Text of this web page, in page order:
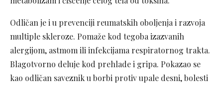
Odličan je i u prevenciji reumatskih oboljenja i razvoja
multiple skleroze. Pomaže kod tegoba izazvanih
alergijom, astmom ili infekcijama respiratornog trakta.
Blagotvorno deluje kod prehlade i gripa. Pokazao se
kao odličan saveznik u borbi protiv upale desni, bolesti